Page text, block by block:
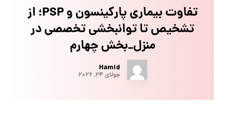
تفاوت بیماری پارکینسون و PSP؛ از
تشخیص تا توانبخشی تخصصی در
منزل_بخش چهارم
Hamid
جولای ۲۴, ۲۰۲۶